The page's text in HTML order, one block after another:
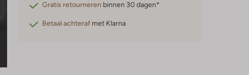
Gratis retourneren binnen 30 dagen*
Betaal achteraf met Klarna